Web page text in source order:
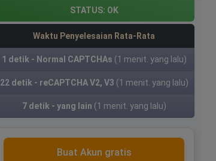
STATUS: OK
Waktu Penyelesaian Rata-Rata
1 detik - Normal CAPTCHAs (1 menit. yang lalu)
22 detik - reCAPTCHA V2, V3 (1 menit. yang lalu)
7 detik - yang lain (1 menit. yang lalu)
Buat Akun gratis